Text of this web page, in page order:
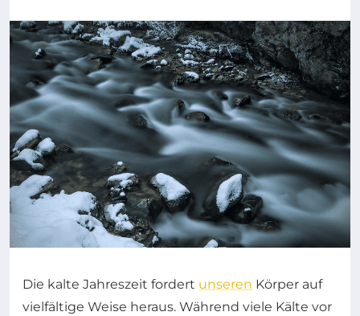
Die kalte Jahreszeit fordert unseren Körper auf
vielfältige Weise heraus. Während viele Kälte vor